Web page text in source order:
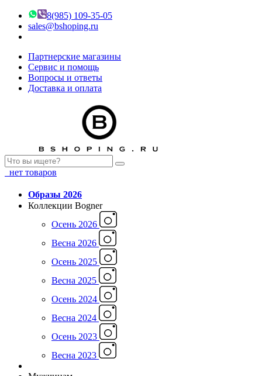
8(985) 109-35-05
sales@bshoping.ru
Партнерские магазины
Сервис и помощь
Вопросы и ответы
Доставка и оплата
нет товаров
Образы 2026
Коллекции Bogner
Осень 2026
Весна 2026
Осень 2025
Весна 2025
Осень 2024
Весна 2024
Осень 2023
Весна 2023